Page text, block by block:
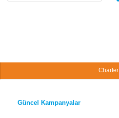
Charter
Güncel Kampanyalar